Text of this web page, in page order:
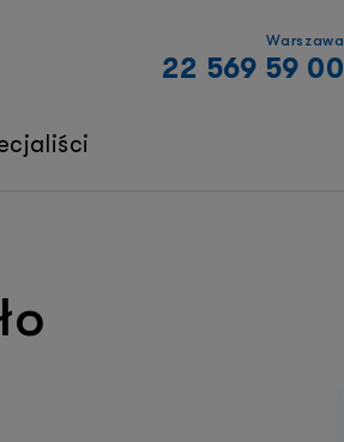
Warszawa
22 569 59 00